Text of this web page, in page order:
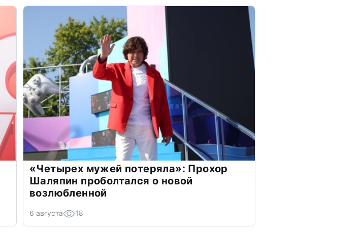
«Четырех мужей потеряла»: Прохор
Шаляпин проболтался о новой
возлюбленной
6 августа 18